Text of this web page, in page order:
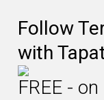
Follow
with
FREE -